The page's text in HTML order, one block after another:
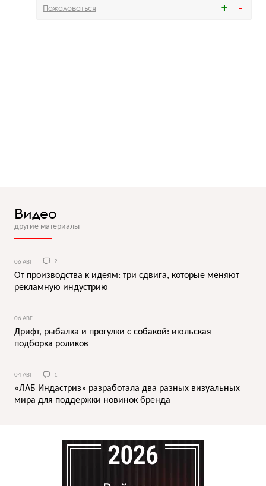
Пожаловаться
Видео
другие материалы
06 АВГ 2
От производства к идеям: три сдвига, которые меняют
рекламную индустрию
06 АВГ
Дрифт, рыбалка и прогулки с собакой: июльская
подборка роликов
04 АВГ 1
«ЛАБ Индастриз» разработала два разных визуальных
мира для поддержки новинок бренда